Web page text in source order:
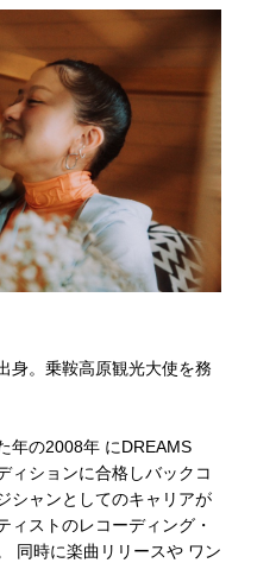
身。乗鞍高原観光大使を務
年の2008年 にDREAMS
ィションに合格しバックコ
シャンとしてのキャリアが
ィストのレコーディング・
同時に楽曲リリースや ワン